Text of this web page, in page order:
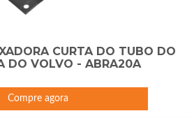
CURTA DO TUBO DO
DO VOLVO - ABRA20A
Compre agora